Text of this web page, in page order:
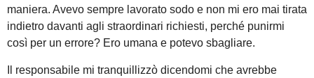
maniera. Avevo sempre lavorato sodo e non mi ero mai tirata
indietro davanti agli straordinari richiesti, perché punirmi
così per un errore? Ero umana e potevo sbagliare.
Il responsabile mi tranquillizzò dicendomi che avrebbe